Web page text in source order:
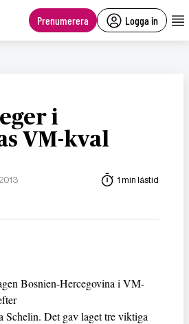
Prenumerera Logga in
i
VM-kval
1 min lästid
Bosnien-Hercegovina i VM-
Schelin. Det gav laget tre viktiga